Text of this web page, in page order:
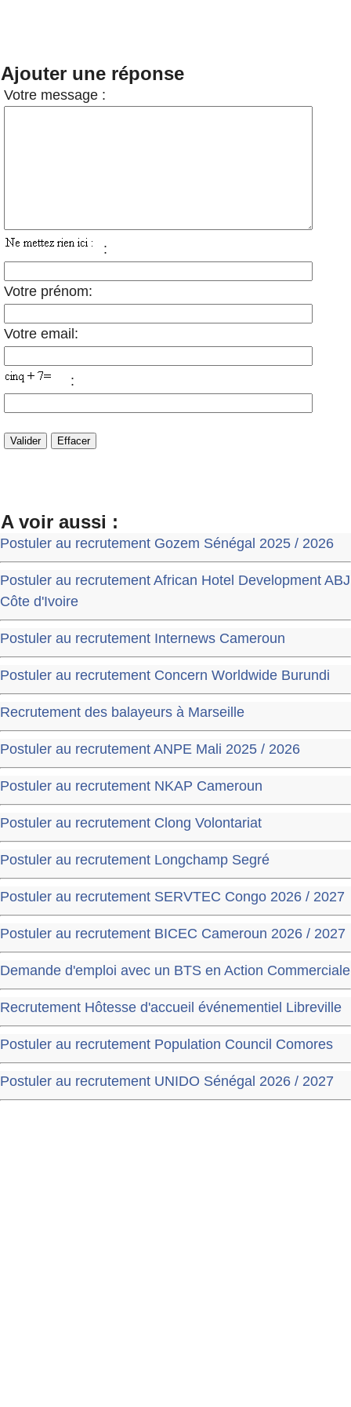
Ajouter une réponse
Votre message :
:
Votre prénom:
Votre email:
:
A voir aussi :
Postuler au recrutement Gozem Sénégal 2025 / 2026
Postuler au recrutement African Hotel Development ABJ
Côte d'Ivoire
Postuler au recrutement Internews Cameroun
Postuler au recrutement Concern Worldwide Burundi
Recrutement des balayeurs à Marseille
Postuler au recrutement ANPE Mali 2025 / 2026
Postuler au recrutement NKAP Cameroun
Postuler au recrutement Clong Volontariat
Postuler au recrutement Longchamp Segré
Postuler au recrutement SERVTEC Congo 2026 / 2027
Postuler au recrutement BICEC Cameroun 2026 / 2027
Demande d'emploi avec un BTS en Action Commerciale
Recrutement Hôtesse d'accueil événementiel Libreville
Postuler au recrutement Population Council Comores
Postuler au recrutement UNIDO Sénégal 2026 / 2027